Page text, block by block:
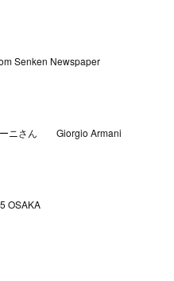
Senken Newspaper
ーニさん Giorgio Armani
OSAKA